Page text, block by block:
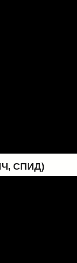
СПИД)